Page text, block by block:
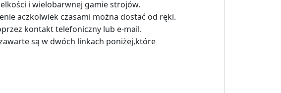
i wielobarwnej gamie strojów.
aczkolwiek czasami można dostać od ręki.
kontakt telefoniczny lub e-mail.
są w dwóch linkach poniżej,które